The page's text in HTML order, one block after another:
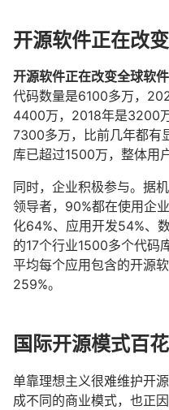
开源软件正在改
开源软件正在改变全球软件
代码数量是6100多万，
4400万，2018年是3200
7300多万，比前几年都有
库已超过1500万，整体用
同时，企业积极参与。据
领导者，90%都在使用企
化64%、应用开发54%、
的17个行业1500多个代码
平均每个应用包含的开源
259%。
国际开源模式百
单靠理想主义很难维护开
成不同的商业模式，也正